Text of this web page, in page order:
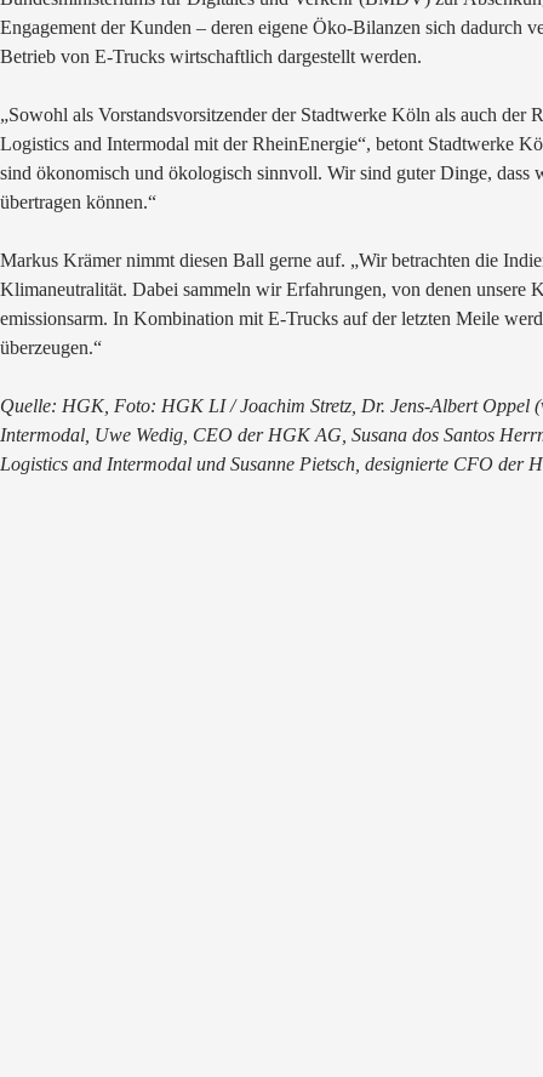
Engagement der Kunden – deren eigene Öko-Bilanzen sich dadurch
Betrieb von E-Trucks wirtschaftlich dargestellt werden.
„Sowohl als Vorstandsvorsitzender der Stadtwerke Köln als auch
Logistics and Intermodal mit der RheinEnergie“, betont Stadtwerke
sind ökonomisch und ökologisch sinnvoll. Wir sind guter Dinge,
übertragen können.“
Markus Krämer nimmt diesen Ball gerne auf. „Wir betrachten die
Klimaneutralität. Dabei sammeln wir Erfahrungen, von denen unsere
emissionsarm. In Kombination mit E-Trucks auf der letzten Meile
überzeugen.“
Quelle: HGK, Foto: HGK LI / Joachim Stretz, Dr. Jens-Albert Oppel
Intermodal, Uwe Wedig, CEO der HGK AG, Susana dos Santos
Logistics and Intermodal und Susanne Pietsch, designierte CFO der